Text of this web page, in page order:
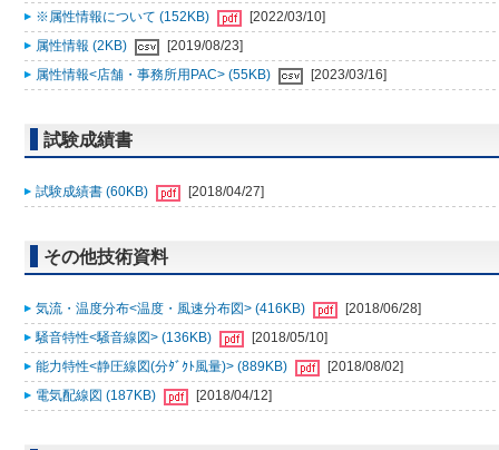
※属性情報について (152KB)
[2022/03/10]
属性情報 (2KB)
[2019/08/23]
属性情報<店舗・事務所用PAC> (55KB)
[2023/03/16]
試験成績書
試験成績書 (60KB) [2018/04/27]
その他技術資料
気流・温度分布<温度・風速分布図> (416KB)
[2018/06/28]
騒音特性<騒音線図> (136KB)
[2018/05/10]
能力特性<静圧線図(分ﾀﾞｸﾄ風量)> (889KB)
[2018/08/02]
電気配線図 (187KB)
[2018/04/12]